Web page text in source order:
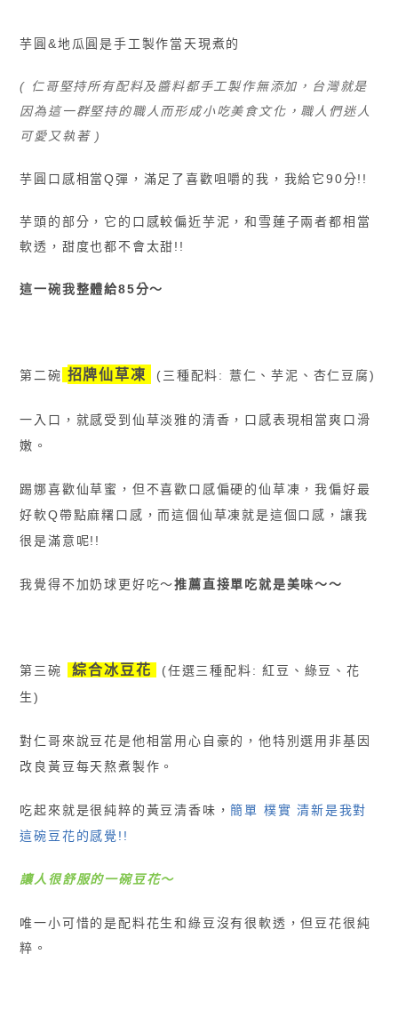
芋圓&地瓜圓是手工製作當天現煮的
( 仁哥堅持所有配料及醬料都手工製作無添加，台灣就是
因為這一群堅持的職人而形成小吃美食文化，職人們迷人
可愛又執著 )
芋圓口感相當Q彈，滿足了喜歡咀嚼的我，我給它90分!!
芋頭的部分，它的口感較偏近芋泥，和雪蓮子兩者都相當
軟透，甜度也都不會太甜!!
這一碗我整體給85分〜
第二碗 招牌仙草凍 (三種配料: 薏仁 、芋泥 、 杏仁豆腐)
一入口，就感受到仙草淡雅的清香，口感表現相當爽口滑
嫩。
踢娜喜歡仙草蜜，但不喜歡口感偏硬的仙草凍，我偏好最
好軟Q帶點麻糬口感 ，而這個仙草凍就是這個口感，讓我
很是滿意呢!!
我覺得不加奶球更好吃〜推薦直接單吃就是美味〜〜
第三碗 綜合冰豆花
(任選三種配料: 紅豆、綠豆、花
生)
對仁哥來說豆花是他相當用心自豪的，他特別選用非基因
改良黃豆每天熬煮製作。
吃起來就是很純粹的黃豆清香味，簡單 樸實 清新是我對
這碗豆花的感覺!!
讓人很舒服的一碗豆花〜
唯一小可惜的是配料花生和綠豆沒有很軟透，但豆花很純
粹。